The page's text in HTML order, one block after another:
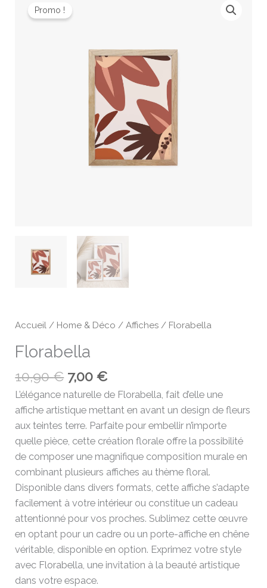
Promo !
Accueil / Home & Déco /Affiches / Florabella
Florabella
10,90€
prix
10,90 €.
7,00€
7,00 €.
L’élégance naturelle de Florabella, fait d’elle une
affiche artistique mettant en avant un design de fleurs
aux teintes terre. Parfaite pour embellir n’importe
quelle pièce, cette création florale offre la possibilité
de composer une magnifique composition murale en
combinant plusieurs affiches au thème floral.
Disponible dans divers formats, cette affiche s’adapte
facilement à votre intérieur ou constitue un cadeau
attentionné pour vos proches. Sublimez cette œuvre
en optant pour un cadre ou un porte-affiche en chêne
véritable, disponible en option. Exprimez votre style
avec Florabella, une invitation à la beauté artistique
dans votre espace.